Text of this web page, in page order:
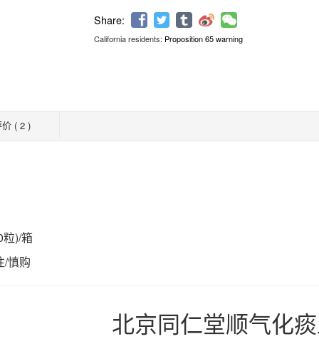
California residents: Proposition 65 warning
价 ( 2 )
)/箱
/慎购
北京同仁堂顺气化